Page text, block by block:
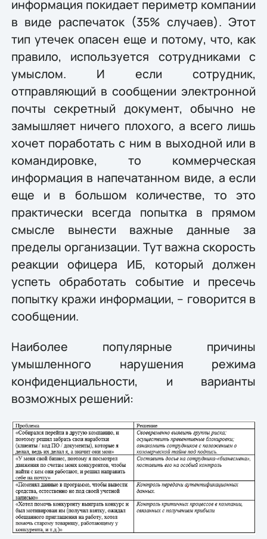
информация покидает периметр компании
в виде распечаток (35% случаев). Этот
тип утечек опасен еще и потому, что, как
правило, используется сотрудниками с
умыслом. И если сотрудник,
отправляющий в сообщении электронной
почты секретный документ, обычно не
замышляет ничего плохого, а всего лишь
хочет поработать с ним в выходной или в
командировке, то коммерческая
информация в напечатанном виде, а если
еще и в большом количестве, то это
практически всегда попытка в прямом
смысле вынести важные данные за
пределы организации. Тут важна скорость
реакции офицера ИБ, который должен
успеть обработать событие и пресечь
попытку кражи информации, – говорится в
сообщении.
Наиболее популярные причины
умышленного нарушения режима
конфиденциальности, и варианты
возможных решений: